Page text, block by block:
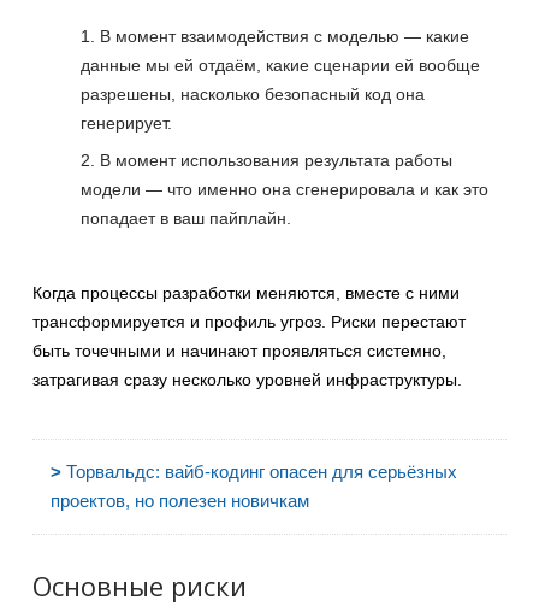
В момент взаимодействия с моделью — какие
данные мы ей отдаём, какие сценарии ей вообще
разрешены, насколько безопасный код она
генерирует.
В момент использования результата работы
модели — что именно она сгенерировала и как это
попадает в ваш пайплайн.
Когда процессы разработки меняются, вместе с ними
трансформируется и профиль угроз. Риски перестают
быть точечными и начинают проявляться системно,
затрагивая сразу несколько уровней инфраструктуры.
> Торвальдс: вайб-кодинг опасен для серьёзных
проектов, но полезен новичкам
Основные риски